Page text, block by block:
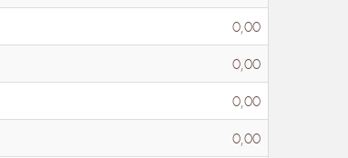
0,00
0,00
0,00
0,00